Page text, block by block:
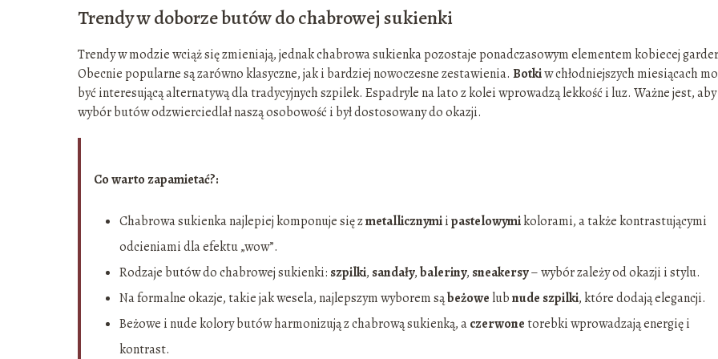
Trendy w doborze butów do chabrowej sukienki
Trendy w modzie wciąż się zmieniają, jednak chabrowa sukienka pozostaje ponadczasowym elementem kobiecej
Obecnie popularne są zarówno klasyczne, jak i bardziej nowoczesne zestawienia. Botkiw chłodniejszych miesiącach
być interesującą alternatywą dla tradycyjnych szpilek. Espadryle na lato z kolei wprowadzą lekkość i luz. Ważne jest, aby
wybór butów odzwierciedlał naszą osobowość i był dostosowany do okazji.
Co warto zapamietać?:
Chabrowa sukienka najlepiej komponuje się zmetallicznymiipastelowymikolorami, a także kontrastującymi
odcieniami dla efektu „wow”.
Rodzaje butów do chabrowej sukienki: szpilki, sandały,baleriny, sneakersy– wybór zależy od okazji i stylu.
Na formalne okazje, takie jak wesela, najlepszym wyborem sąbeżowe lubnude szpilki, które dodają elegancji.
Beżowe i nude kolory butów harmonizują z chabrową sukienką, aczerwonetorebki wprowadzają energię i
kontrast.